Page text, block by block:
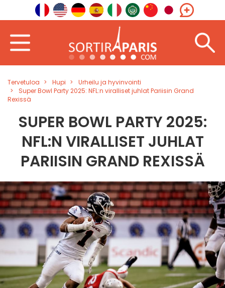
Tervetuloa Hupi
Urheilu ja hyvinvointi
Super Bowl Party 2025: NFL:n viralliset juhlat Pariisin Grand
Rexissä
SUPER BOWL PARTY 2025:
NFL:N VIRALLISET JUHLAT
PARIISIN GRAND REXISSÄ